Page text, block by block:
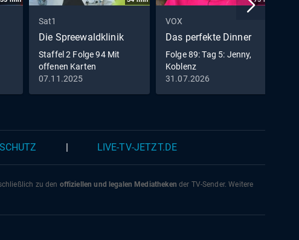
Während er
ihrer
Sat1
Die Spreewaldklinik
Staffel 2 Folge 94 Mit
offenen Karten
07.11.2025
VOX
Das perfekte Dinner
Folge 89: Tag 5: Jenny,
Koblenz
31.07.2026
LIVE-TV-JETZT.DE
zu den offiziellen und legalen Mediatheken der TV-Sender. Weitere